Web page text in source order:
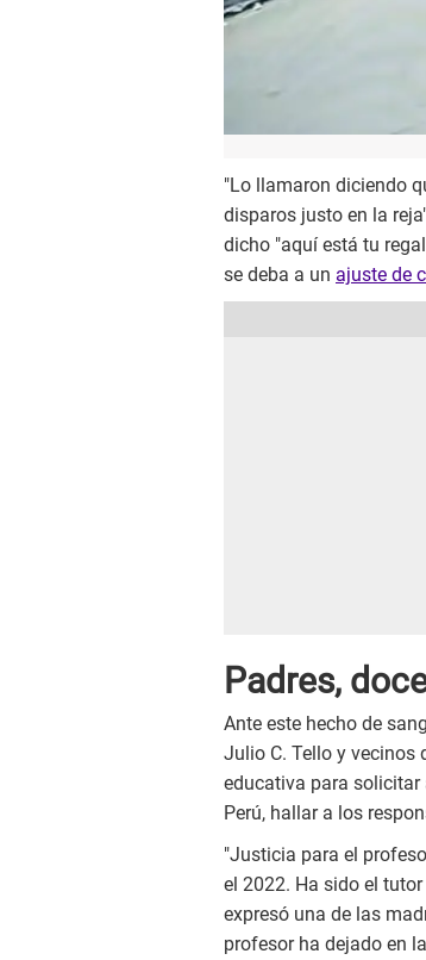
"Lo llamaron diciendo
disparos justo en la
dicho "aquí está tu
se deba a un ajuste de
Padres,
Ante este hecho de
Julio C. Tello y vecinos
educativa para solicitar
Perú, hallar a los
"Justicia para el
el 2022. Ha sido el
expresó una de las
profesor ha dejado en